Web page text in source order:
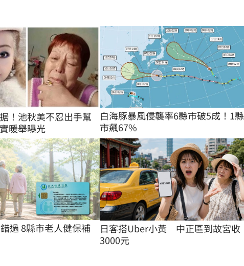
！池秋美不忍出手幫
暖舉曝光
白海豚暴風侵襲率6縣市破5成！1縣
市飆67%
過 8縣市老人健保補
日客搭Uber小黃　中正區到故宮收
3000元